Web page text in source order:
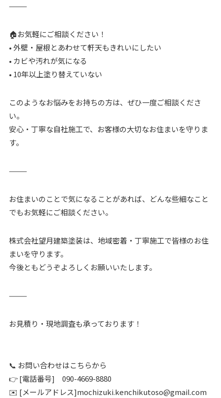
⸻
🏠お気軽にご相談ください！
• 外壁・屋根とあわせて軒天もきれいにしたい
• カビや汚れが気になる
• 10年以上塗り替えていない
このようなお悩みをお持ちの方は、ぜひ一度ご相談くださ
い。
安心・丁寧な自社施工で、お客様の大切なお住まいを守りま
す。
⸻
お住まいのことで気になることがあれば、どんな些細なこと
でもお気軽にご相談ください。
株式会社望月建築塗装は、地域密着・丁寧施工で皆様のお住
まいを守ります。
今後ともどうぞよろしくお願いいたします。
⸻
お見積り・現地調査も承っております！
📞 お問い合わせはこちらから
👉 [電話番号] 090-4669-8880
✉️ [メールアドレス]mochizuki.kenchikutoso@gmail.com